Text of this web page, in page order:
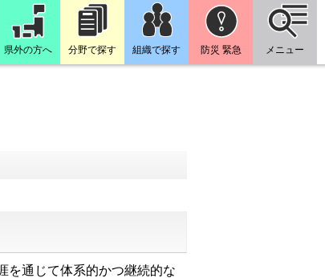
県外の方へ 分野で探す 組織で探す 防災 緊急 メニュー
を通じて体系的かつ継続的な